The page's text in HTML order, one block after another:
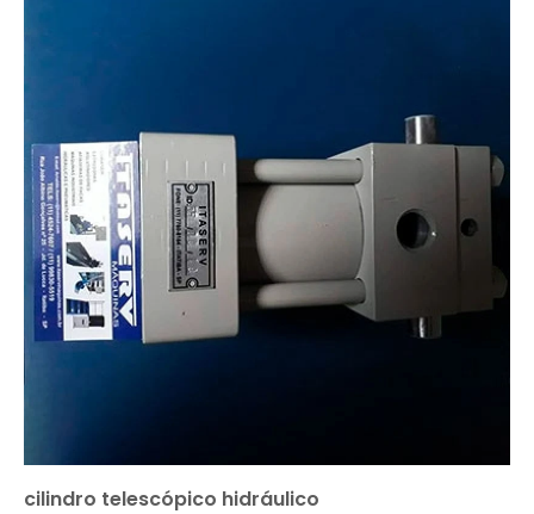
cilindro telescópico hidráulico